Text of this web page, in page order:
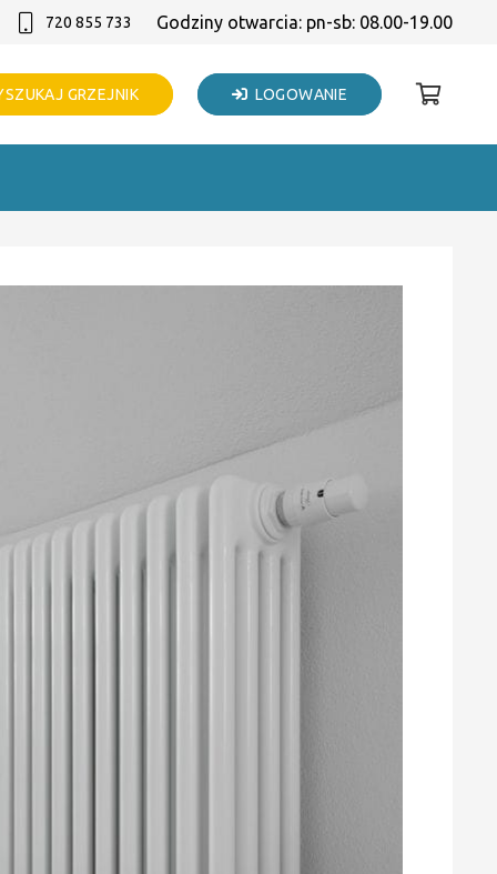
720 855 733 Godziny otwarcia: pn-sb: 08.00-19.00
GRZEJNIK LOGOWANIE